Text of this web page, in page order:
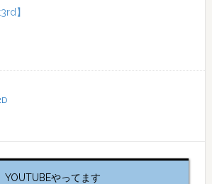
】
YOUTUBEやってます